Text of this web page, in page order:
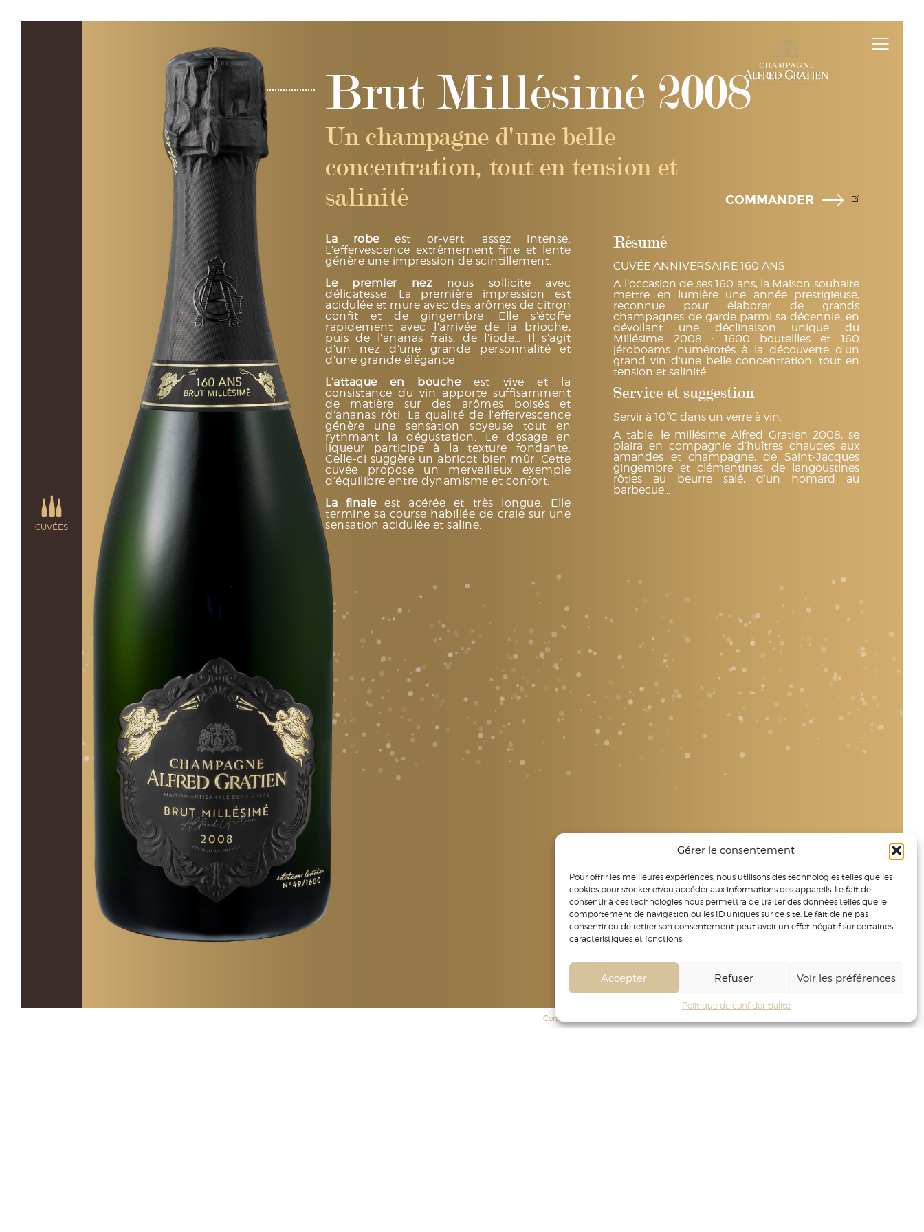
Gérer le consentement
Pour offrir les meilleures expériences, nous utilisons des technologies telles que les
cookies pour stocker et/ou accéder aux informations des appareils. Le fait de
consentir à ces technologies nous permettra de traiter des données telles que le
comportement de navigation ou les ID uniques sur ce site. Le fait de ne pas
consentir ou de retirer son consentement peut avoir un effet négatif sur certaines
caractéristiques et fonctions.
Accepter Refuser Voir les préférences
Politique de confidentialité
CUVÉES
Brut Millésimé 2008
Un champagne d'une belle
concentration, tout en tension et
salinité
COMMANDER
La robeest or-vert, assez intense.
L’effervescence extrêmement fine et lente
génère une impression de scintillement.
Le premier nez
nous sollicite avec
délicatesse. La première impression est
acidulée et mure avec des arômes de citron
confit et de gingembre. Elle s’étoffe
rapidement avec l’arrivée de la brioche,
puis de l’ananas frais, de l’iode… Il s’agit
d’un nez d’une grande personnalité et
d’une grande élégance.
L’attaque en bouche
est vive et la
consistance du vin apporte suffisamment
de matière sur des arômes boisés et
d’ananas rôti. La qualité de l’effervescence
génère une sensation soyeuse tout en
rythmant la dégustation. Le dosage en
liqueur participe à la texture fondante.
Celle-ci suggère un abricot bien mûr. Cette
cuvée propose un merveilleux exemple
d’équilibre entre dynamisme et confort.
La finaleest acérée et très longue. Elle
termine sa course habillée de craie sur une
sensation acidulée et saline.
Résumé
CUVÉE ANNIVERSAIRE 160 ANS
A l’occasion de ses 160 ans, la Maison souhaite
mettre en lumière une année prestigieuse,
reconnue pour élaborer de grands
champagnes de garde parmi sa décennie, en
dévoilant une déclinaison unique du
Millésime 2008 : 1600 bouteilles et 160
jéroboams numérotés à la découverte d’un
grand vin d’une belle concentration, tout en
tension et salinité.
Service et suggestion
Servir à 10°C dans un verre à vin.
A table, le millésime Alfred Gratien 2008, se
plaira en compagnie d’huîtres chaudes aux
amandes et champagne, de Saint-Jacques
gingembre et clémentines, de langoustines
rôties au beurre salé, d’un homard au
barbecue…
Conformité